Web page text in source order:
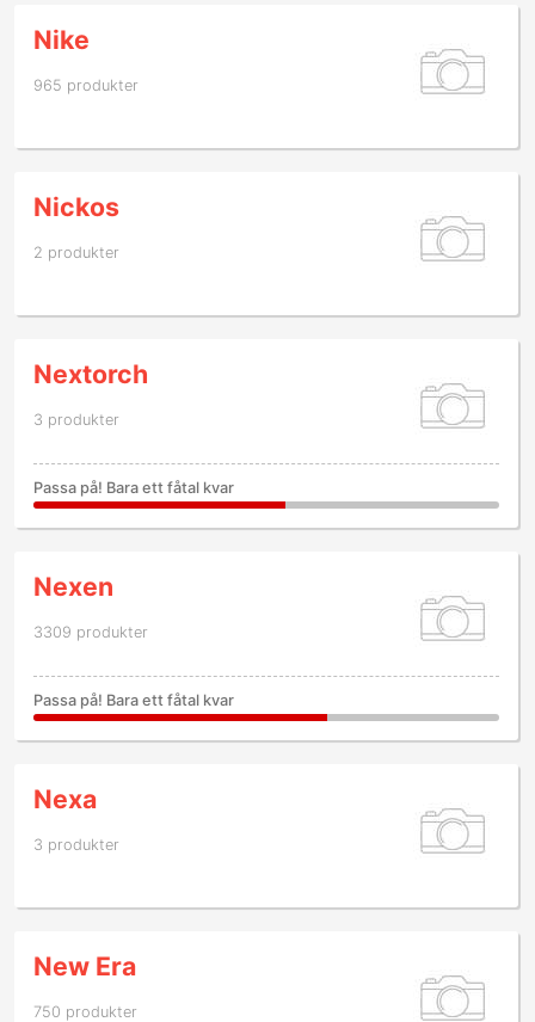
Nike
965 produkter
Nickos
2 produkter
Nextorch
3 produkter
Passa på! Bara ett fåtal kvar
Nexen
3309 produkter
Passa på! Bara ett fåtal kvar
Nexa
3 produkter
New Era
750 produkter